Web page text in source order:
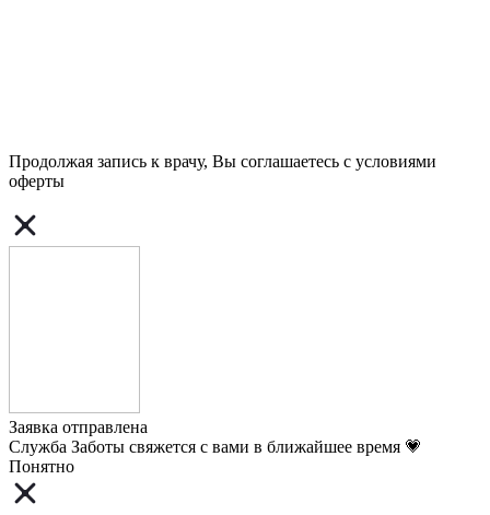
Продолжая запись к врачу, Вы соглашаетесь с условиями
оферты
Заявка отправлена
Служба Заботы свяжется с вами в ближайшее время 💗
Понятно